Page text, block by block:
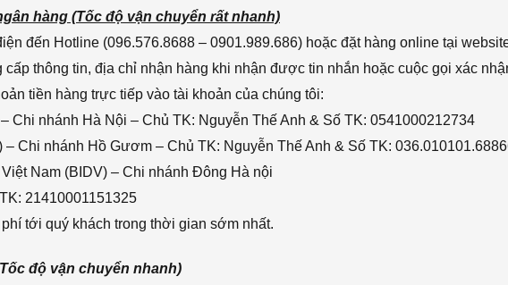
hàng (Tốc độ vận chuyển rất nhanh)
đến Hotline (096.576.8688 – 0901.989.686) hoặc đặt hàng online tại
thông tin, địa chỉ nhận hàng khi nhận được tin nhắn hoặc cuộc gọi xác
tiền hàng trực tiếp vào tài khoản của chúng tôi:
Chi nhánh Hà Nội – Chủ TK: Nguyễn Thế Anh & Số TK: 0541000212734
– Chi nhánh Hồ Gươm – Chủ TK: Nguyễn Thế Anh & Số TK:
Nam (BIDV) – Chi nhánh Đông Hà nội
21410001151325
tới quý khách trong thời gian sớm nhất.
độ vận chuyển nhanh)